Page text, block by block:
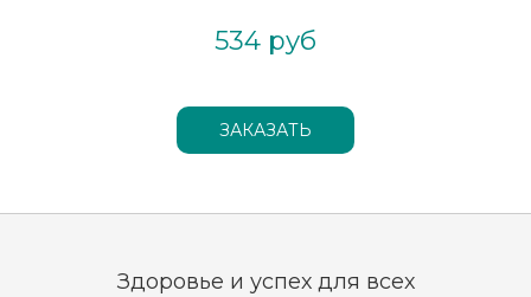
534 руб
Здоровье и успех для всех